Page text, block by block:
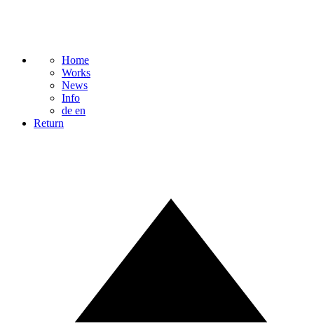
Home
Works
News
Info
de en
Return